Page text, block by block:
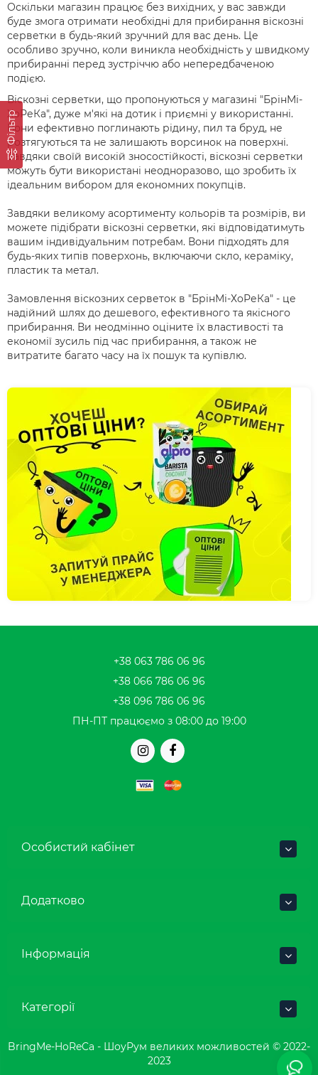
Фільтр
Оскільки магазин працює без вихідних, у вас завжди
буде змога отримати необхідні для прибирання віскозні
серветки в будь-який зручний для вас день. Це
особливо зручно, коли виникла необхідність у швидкому
прибиранні перед зустріччю або непередбаченою
подією.
Віскозні серветки, що пропонуються у магазині "БрінМі-
ХоРеКа", дуже м'які на дотик і приємні у використанні.
Вони ефективно поглинають рідину, пил та бруд, не
розтягуються та не залишають ворсинок на поверхні.
Завдяки своїй високій зносостійкості, віскозні серветки
можуть бути використані неодноразово, що зробить їх
ідеальним вибором для економних покупців.
Завдяки великому асортименту кольорів та розмірів, ви
можете підібрати віскозні серветки, які відповідатимуть
вашим індивідуальним потребам. Вони підходять для
будь-яких типів поверхонь, включаючи скло, кераміку,
пластик та метал.
Замовлення віскозних серветок в "БрінМі-ХоРеКа" - це
надійний шлях до дешевого, ефективного та якісного
прибирання. Ви неодмінно оціните їх властивості та
економії зусиль під час прибирання, а також не
витратите багато часу на їх пошук та купівлю.
+38 063 786 06 96
+38 066 786 06 96
+38 096 786 06 96
ПН-ПТ працюємо з 08:00 до 19:00
Особистий кабінет
Додатково
Інформація
Категорії
BringMe-HoReCa - ШоуРум великих можливостей © 2022-
2023